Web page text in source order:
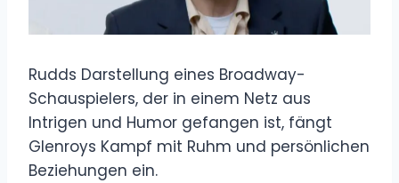
Rudds Darstellung eines Broadway-
Schauspielers, der in einem Netz aus
Intrigen und Humor gefangen ist, fängt
Glenroys Kampf mit Ruhm und persönlichen
Beziehungen ein.